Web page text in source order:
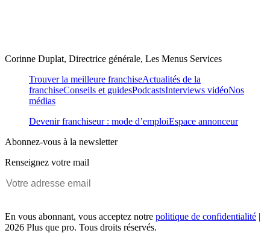
Corinne Duplat, Directrice générale, Les Menus Services
Trouver la meilleure franchiseActualités de la
franchiseConseils et guidesPodcastsInterviews vidéoNos
médias
Devenir franchiseur : mode d’emploiEspace annonceur
Abonnez-vous à la newsletter
Renseignez votre mail
En vous abonnant, vous acceptez notre politique de confidentialité |
2026 Plus que pro. Tous droits réservés.